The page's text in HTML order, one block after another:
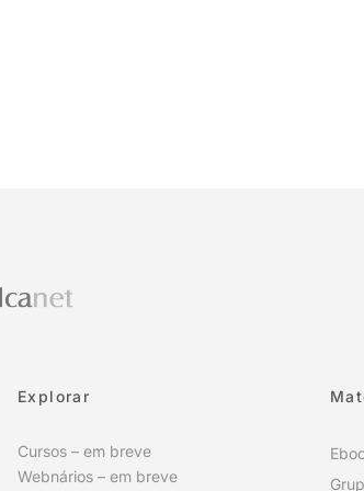
Explorar
Cursos – em breve
Webnários – em breve